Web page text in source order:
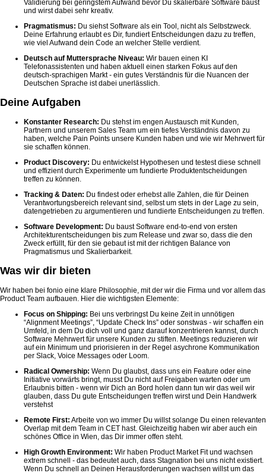
Validierung bei geringstem Aufwand bevor Du skalierbare Software baust
und wirst dabei sehr kreativ.
Pragmatismus: Du siehst Software als ein Tool, nicht als Selbstzweck.
Deine Erfahrung erlaubt es Dir, fundiert Entscheidungen dazu zu treffen,
wie viel Aufwand dein Code an welcher Stelle verdient.
Deutsch auf Muttersprache Niveau: Wir bauen einen KI
Telefonassistenten und haben aktuell einen starken Fokus auf den
deutsch-sprachigen Markt - ein gutes Verständnis für die Nuancen der
Deutschen Sprache ist dabei unerlässlich.
Deine Aufgaben
Konstanter Research: Du stehst im engen Austausch mit Kunden,
Partnern und unserem Sales Team um ein tiefes Verständnis davon zu
haben, welche Pain Points unsere Kunden haben und wie wir Mehrwert für
sie schaffen können.
Product Discovery: Du entwickelst Hypothesen und testest diese schnell
und effizient durch Experimente um fundierte Produktentscheidungen
treffen zu können.
Tracking & Daten: Du findest oder erhebst alle Zahlen, die für Deinen
Verantwortungsbereich relevant sind, selbst um stets in der Lage zu sein,
datengetrieben zu argumentieren und fundierte Entscheidungen zu treffen.
Software Development: Du baust Software end-to-end von ersten
Architekturentscheidungen bis zum Release und zwar so, dass die den
Zweck erfüllt, für den sie gebaut ist mit der richtigen Balance von
Pragmatismus und Skalierbarkeit.
Was wir dir bieten
Wir haben bei fonio eine klare Philosophie, mit der wir die Firma und vor allem das
Product Team aufbauen. Hier die wichtigsten Elemente:
Focus on Shipping: Bei uns verbringst Du keine Zeit in unnötigen
“Alignment Meetings”, “Update Check Ins” oder sonstwas - wir schaffen ein
Umfeld, in dem Du dich voll und ganz darauf konzentrieren kannst, durch
Software Mehrwert für unsere Kunden zu stiften. Meetings reduzieren wir
auf ein Minimum und priorisieren in der Regel asychrone Kommunikation
per Slack, Voice Messages oder Loom.
Radical Ownership: Wenn Du glaubst, dass uns ein Feature oder eine
Initiative vorwärts bringt, musst Du nicht auf Freigaben warten oder um
Erlaubnis bitten - wenn wir Dich an Bord holen dann tun wir das weil wir
glauben, dass Du gute Entscheidungen treffen wirst und Dein Handwerk
verstehst
Remote First: Arbeite von wo immer Du willst solange Du einen relevanten
Overlap mit dem Team in CET hast. Gleichzeitig haben wir aber auch ein
schönes Office in Wien, das Dir immer offen steht.
High Growth Environment: Wir haben Product Market Fit und wachsen
extrem schnell - das bedeutet auch, dass Stagnation bei uns nicht existiert.
Wenn Du schnell an Deinen Herausforderungen wachsen willst um das